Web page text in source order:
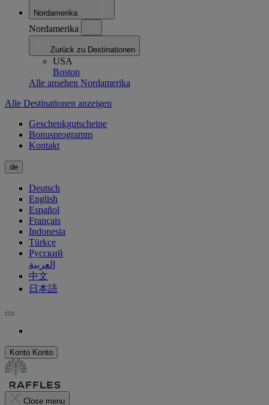
Nordamerika
Nordamerika
Zurück zu Destinationen
USA
Boston
Alle ansehen Nordamerika
Alle Destinationen anzeigen
Geschenkgutscheine
Bonusprogramm
Kontakt
de
Deutsch
English
Español
Français
Indonesia
Türkçe
Русский
العربية
中文
日本語
Konto Konto
Close menu